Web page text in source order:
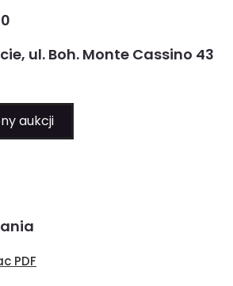
ul. Boh. Monte Cassino 43
aukcji
PDF